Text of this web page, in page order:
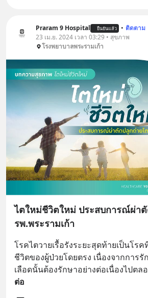
Praram 9 Hospital ยืนยันแล้ว • ติดตาม
23 เม.ย. 2024 เวลา 03:29 • สุขภาพ
โรงพยาบาลพระรามเก้า
ไตใหม่ชีวิตใหม่ ประสบการณ์ผ่า
รพ.พระรามเก้า
โรคไตวายเรื้อรังระยะสุดท้ายเป็นโ
ชีวิตของผู้ป่วยโดยตรง เนื่องจากการ
เลือดนั้นต้องรักษาอย่างต่อเนื่องไปตล
ต่อ